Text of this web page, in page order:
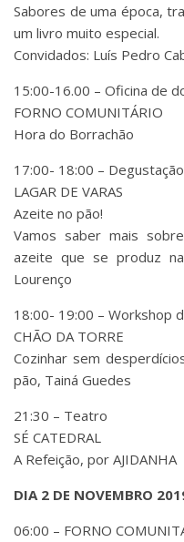
Sabores de uma época,
um livro muito especial.
Convidados: Luís Pedro
15:00-16.00 – Oficina de
FORNO COMUNITÁRIO
Hora do Borrachão
17:00- 18:00 –
LAGAR DE VARAS
Azeite no pão!
Vamos saber mais
azeite que se produz
Lourenço
18:00- 19:00 – Workshop
CHÃO DA TORRE
Cozinhar sem
pão, Tainá Guedes
21:30 – Teatro
SÉ CATEDRAL
A Refeição, por AJIDANHA
DIA 2 DE NOVEMBRO
06:00 – FORNO